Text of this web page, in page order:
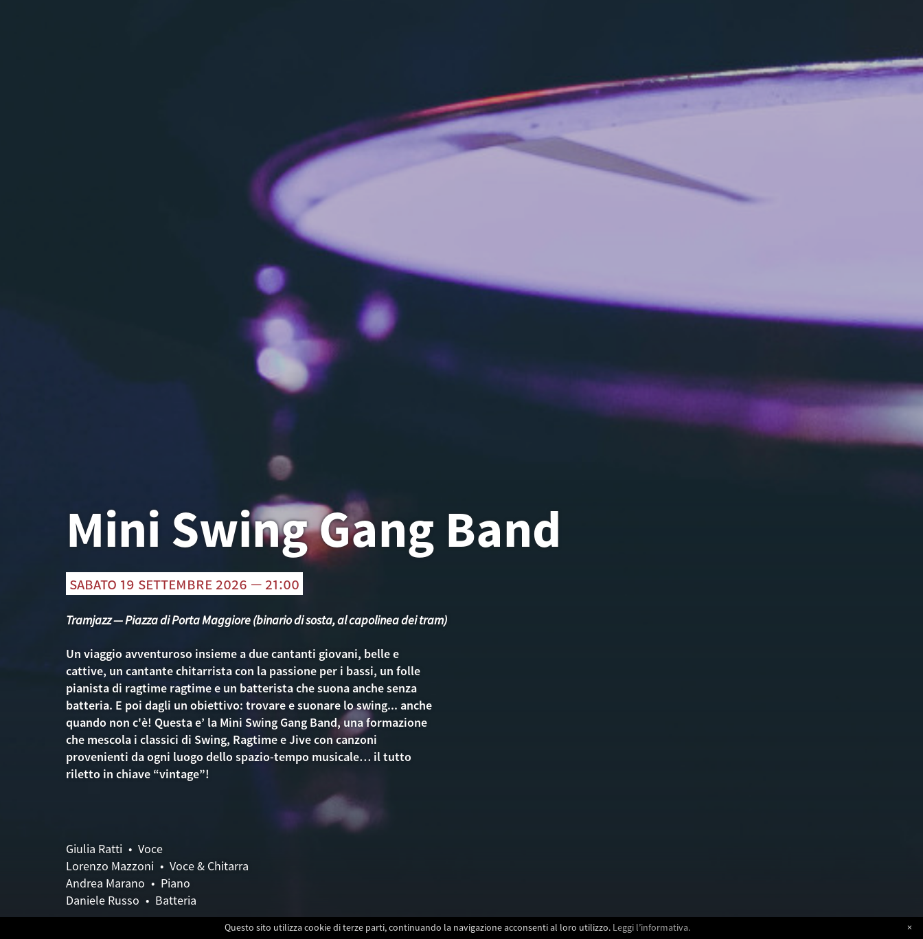
Mini Swing Gang Band
sabato 19 settembre 2026 — 21:00
Tramjazz — Piazza di Porta Maggiore (binario di sosta, al capolinea dei tram)
Un viaggio avventuroso insieme a due cantanti giovani, belle e
cattive, un cantante chitarrista con la passione per i bassi, un folle
pianista di ragtime ragtime e un batterista che suona anche senza
batteria. E poi dagli un obiettivo: trovare e suonare lo swing... anche
quando non c'è! Questa e’ la Mini Swing Gang Band, una formazione
che mescola i classici di Swing, Ragtime e Jive con canzoni
provenienti da ogni luogo dello spazio-tempo musicale… il tutto
riletto in chiave “vintage”!
Giulia Ratti • Voce
Lorenzo Mazzoni • Voce & Chitarra
Andrea Marano • Piano
Daniele Russo • Batteria
×
Questo sito utilizza cookie di terze parti, continuando la navigazione acconsenti al loro utilizzo. Leggi l’informativa.